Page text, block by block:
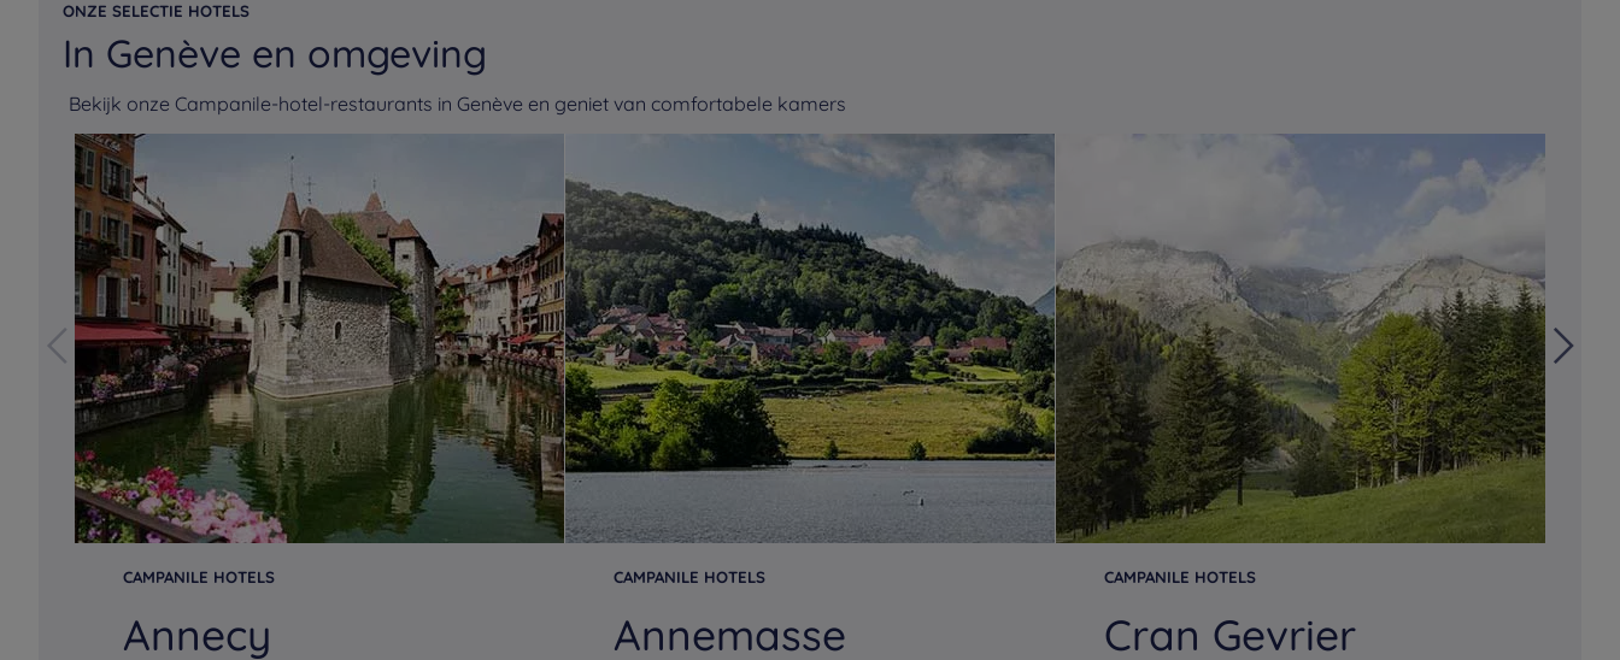
ONZE SELECTIE HOTELS
In Genève en omgeving
Bekijk onze Campanile-hotel-restaurants in Genève en geniet van comfortabele kamers
CAMPANILE HOTELS
Annecy
CAMPANILE HOTELS
Annemasse
CAMPANILE HOTELS
Cran Gevrier